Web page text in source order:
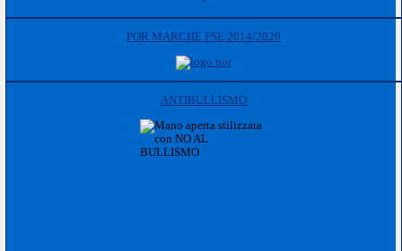
POR MARCHE FSE 2014/2020
ANTIBULLISMO